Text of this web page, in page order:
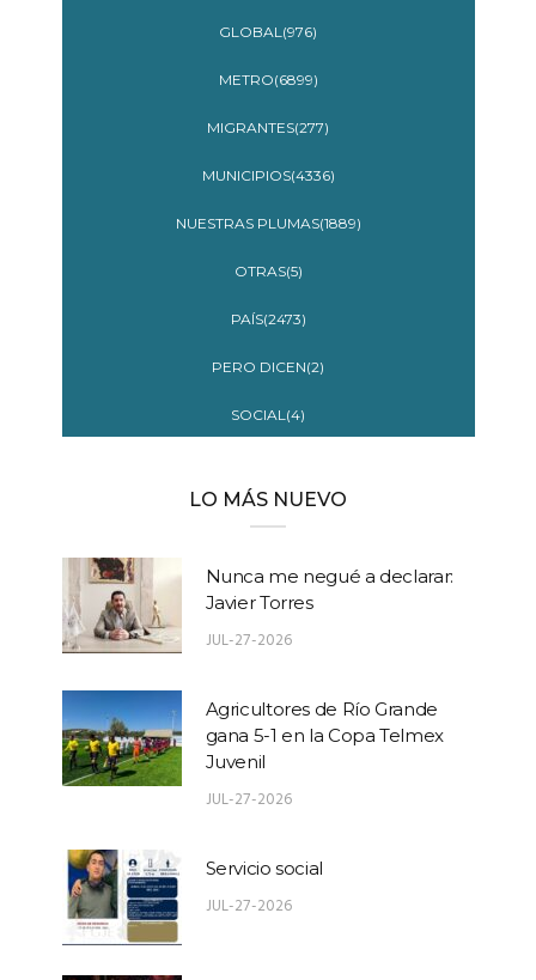
GLOBAL(976)
METRO(6899)
MIGRANTES(277)
MUNICIPIOS(4336)
NUESTRAS PLUMAS(1889)
OTRAS(5)
PAÍS(2473)
PERO DICEN(2)
SOCIAL(4)
LO MÁS NUEVO
Nunca me negué a declarar:
Javier Torres
JUL-27-2026
Agricultores de Río Grande
gana 5-1 en la Copa Telmex
Juvenil
JUL-27-2026
Servicio social
JUL-27-2026